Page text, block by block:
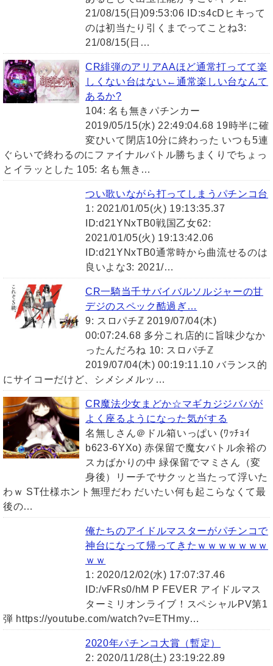
21/08/15(日)09:53:06 ID:s4cDヒキって
のは初当たり引くまでってことね3:
21/08/15(日…
CR緋弾のアリアAAほど通常打ってて楽
しくない台はない←通常楽しい台なんて
あるか?
104: 名も無きパチンカー
2019/05/15(水) 22:49:04.68 19時半に確
変ひいて閉店10分に終わった いつも5連
ぐらいで終わるのにファイナルバトル勝ちまくりでちょっ
とイラッとした 105: 名も無き…
つい歌いながら打ってしまうパチンコ台
1: 2021/01/05(火) 19:13:35.37
ID:d21YNxTB0戦国乙女62:
2021/01/05(火) 19:13:42.06
ID:d21YNxTB0通常時から曲流せるのは
良いよな3: 2021/…
CR一騎当千サバイバルソルジャーの甘
デジのスペック酷過ぎ…
9: スロパチℤ 2019/07/04(木)
00:07:24.68 多分これ店的に旨味少なか
ったんだろね 10: スロパチℤ
2019/07/04(木) 00:19:11.10 バランス的
にサイコーだけど、シメシメルッ…
CR魔法少女まどか☆マギカジジババが
よく座るようになった気がする
名無しさん＠ドル箱いっぱい (ﾜｯﾁｮｲ
b623-6YXo) 赤保留で魔女バトル余裕の
スカばかりの中 緑保留でマミさん（変
身後）リーチでサクッと当たって浮いた
わｗ ST仕様ホント無理だわ だいたい何も起こらなくて最
後の…
俺たちのアイドルマスターがパチンコで
神台になって帰ってきたｗｗｗｗｗｗｗ
ｗｗ
1: 2020/12/02(水) 17:07:37.46
ID:/vFRs0/hM P FEVER アイドルマス
ターミリオンライブ！スペシャルPV第1
弾 https://youtube.com/watch?v=ETHmy…
2020年パチンコ大賞（暫定）
2: 2020/11/28(土) 23:19:22.89